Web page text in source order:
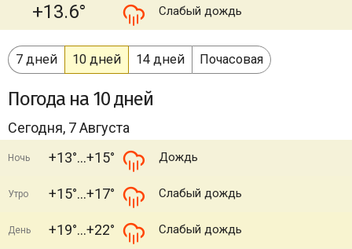
+13.6° Слабый дождь
7 дней 10 дней 14 дней Почасовая
Погода на 10 дней
Сегодня, 7 Августа
Ночь +13° +15° Дождь
Утро +15° +17° Слабый дождь
День +19° +22° Слабый дождь